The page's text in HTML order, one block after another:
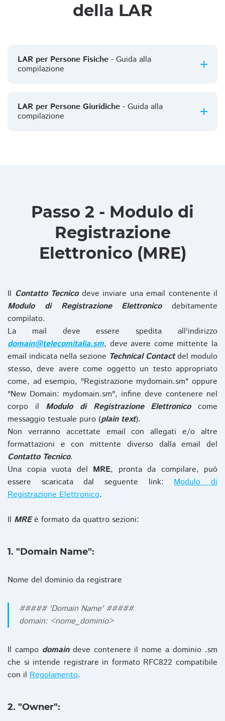
della LAR
LAR per Persone Fisiche - Guida alla
compilazione
LAR per Persone Giuridiche - Guida alla
compilazione
Passo 2 - Modulo di
Registrazione
Elettronico (MRE)
Il Contatto Tecnicodeve inviare una email contenente il
Modulo di Registrazione Elettronicodebitamente
compilato.
La mail deve essere spedita all'indirizzo
domain@telecomitalia.sm, deve avere come mittente la
email indicata nella sezione Technical Contactdel modulo
stesso, deve avere come oggetto un testo appropriato
come, ad esempio, "Registrazione mydomain.sm" oppure
"New Domain: mydomain.sm", infine deve contenere nel
corpo il Modulo di Registrazione Elettronicocome
messaggio testuale puro (plain text).
Non verranno accettate email con allegati e/o altre
formattazioni e con mittente diverso dalla email del
Contatto Tecnico.
Una copia vuota del MRE, pronta da compilare, può
essere scaricata dal seguente link:Modulo di
Registrazione Elettronico.
Il MREè formato da quattro sezioni:
1. "Domain Name":
Nome del dominio da registrare
##### 'Domain Name' #####
domain: <nome_dominio>
Il campo domaindeve contenere il nome a dominio .sm
che si intende registrare in formato RFC822 compatibile
con il Regolamento.
2. "Owner":